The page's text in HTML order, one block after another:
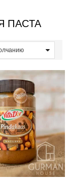
ПАСТА